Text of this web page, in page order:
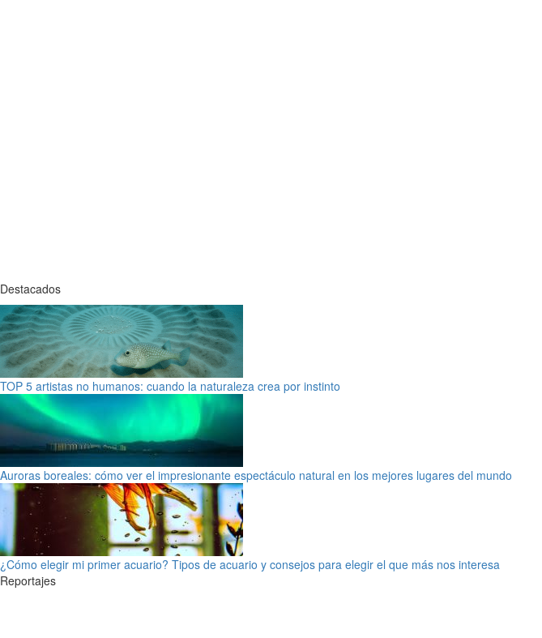
Destacados
TOP 5 artistas no humanos: cuando la naturaleza crea por instinto
Auroras boreales: cómo ver el impresionante espectáculo natural en los mejores lugares del mundo
¿Cómo elegir mi primer acuario? Tipos de acuario y consejos para elegir el que más nos interesa
Reportajes